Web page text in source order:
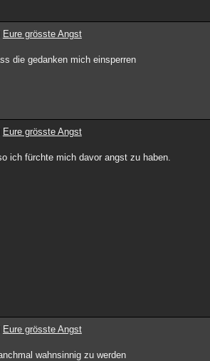
Eure grösste Angst
die gedanken mich einsperren
Eure grösste Angst
ich fürchte mich davor angst zu haben.
Eure grösste Angst
wahnsinnig zu werden